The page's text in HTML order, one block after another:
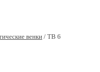
венки/ ТВ 6